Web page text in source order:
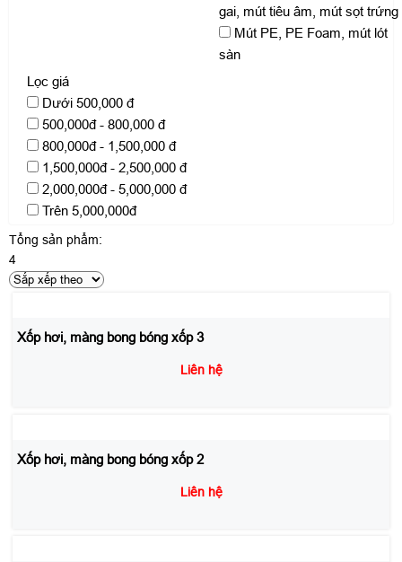
gai, mút tiêu âm, mút sọt trứng
Mút PE, PE Foam, mút lót
sàn
Lọc giá
Dưới 500,000 đ
500,000đ - 800,000 đ
800,000đ - 1,500,000 đ
1,500,000đ - 2,500,000 đ
2,000,000đ - 5,000,000 đ
Trên 5,000,000đ
Tổng sản phẩm:
4
Xốp hơi, màng bong bóng xốp 3
Liên hệ
Xốp hơi, màng bong bóng xốp 2
Liên hệ